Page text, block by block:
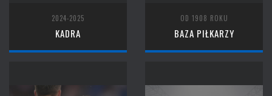
2024-2025
KADRA
OD 1908 ROKU
BAZA PIŁKARZY